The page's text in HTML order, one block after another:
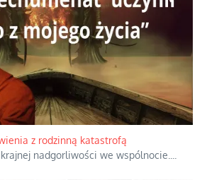
z rodzinną katastrofą
nadgorliwości we wspólnocie.